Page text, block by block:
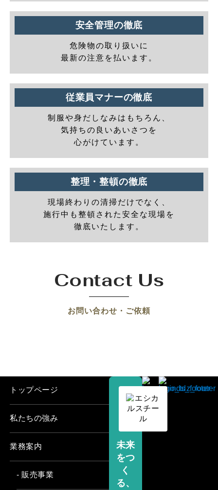
安全管理の徹底
危険物の取り扱いに
最新の注意を払います。
従業員マナーの徹底
制服や身だしなみはもちろん、
気持ちの良いあいさつを
心がけています。
整理・整頓の徹底
現場終わりの清掃だけでなく、
施行中も整頓された安全な現場を
徹底いたします。
Contact Us
お問い合わせ・ご依頼
未来
をつ
く
る、
トップページ
私たちの強み
業務案内
- 販売事業